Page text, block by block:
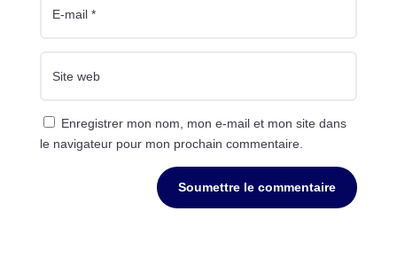
Enregistrer mon nom, mon e-mail et mon site dans
le navigateur pour mon prochain commentaire.
Soumettre le commentaire